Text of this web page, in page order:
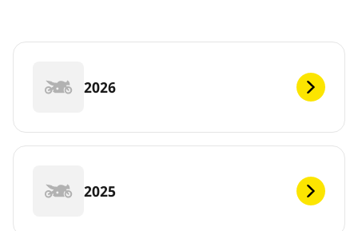
2026
2025